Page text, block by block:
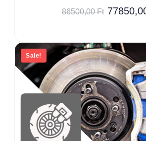
86500,00Ft
Sale!